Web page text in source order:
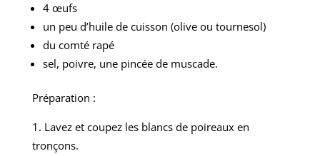
4 œufs
un peu d’huile de cuisson (olive ou tournesol)
du comté rapé
sel, poivre, une pincée de muscade.
Préparation :
Lavez et coupez les blancs de poireaux en
tronçons.